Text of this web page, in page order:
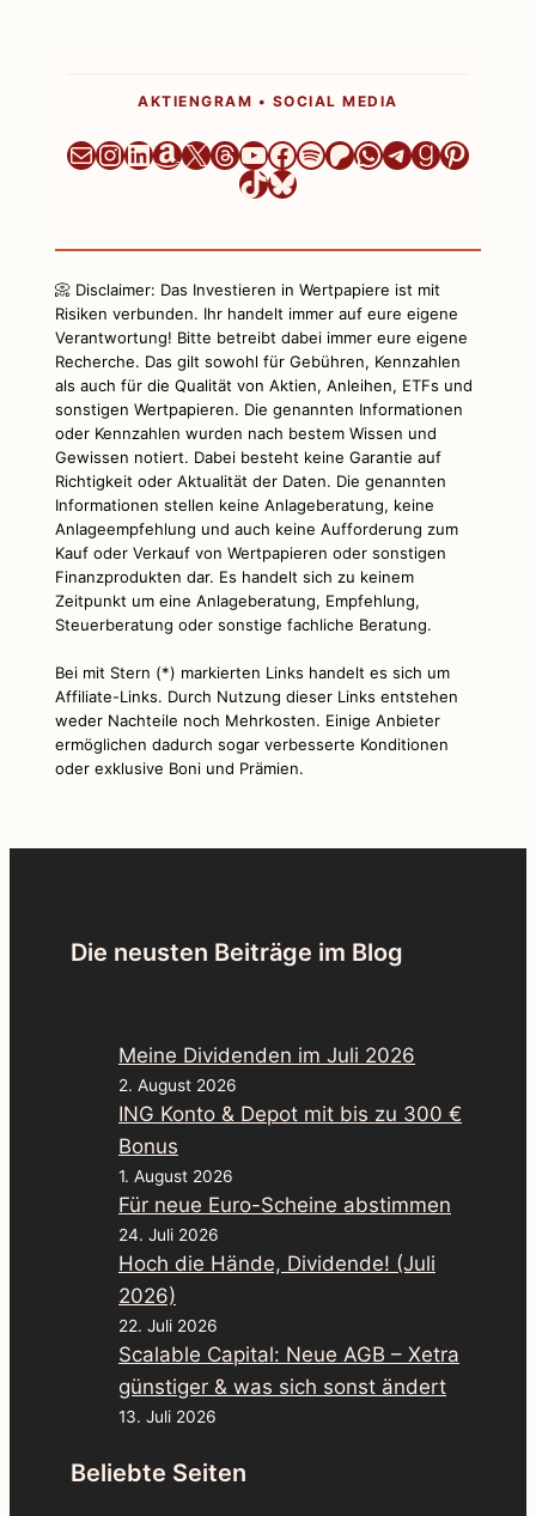
AKTIENGRAM • SOCIAL MEDIA
Newsletter
Instagram
LinkedIn
Amazon
X Threads
YouTube
Facebook
Spotify
Patreon
WhatsApp
Telegram
TikTok
Bluesky
📀 Disclaimer: Das Investieren in Wertpapiere ist mit
Risiken verbunden. Ihr handelt immer auf eure eigene
Verantwortung! Bitte betreibt dabei immer eure eigene
Recherche. Das gilt sowohl für Gebühren, Kennzahlen
als auch für die Qualität von Aktien, Anleihen, ETFs und
sonstigen Wertpapieren. Die genannten Informationen
oder Kennzahlen wurden nach bestem Wissen und
Gewissen notiert. Dabei besteht keine Garantie auf
Richtigkeit oder Aktualität der Daten. Die genannten
Informationen stellen keine Anlageberatung, keine
Anlageempfehlung und auch keine Aufforderung zum
Kauf oder Verkauf von Wertpapieren oder sonstigen
Finanzprodukten dar. Es handelt sich zu keinem
Zeitpunkt um eine Anlageberatung, Empfehlung,
Steuerberatung oder sonstige fachliche Beratung.
Bei mit Stern (*) markierten Links handelt es sich um
Affiliate-Links. Durch Nutzung dieser Links entstehen
weder Nachteile noch Mehrkosten. Einige Anbieter
ermöglichen dadurch sogar verbesserte Konditionen
oder exklusive Boni und Prämien.
Die neusten Beiträge im Blog
Meine Dividenden im Juli 2026
2. August 2026
ING Konto & Depot mit bis zu 300 €
Bonus
1. August 2026
Für neue Euro-Scheine abstimmen
24. Juli 2026
Hoch die Hände, Dividende! (Juli
2026)
22. Juli 2026
Scalable Capital: Neue AGB – Xetra
günstiger & was sich sonst ändert
13. Juli 2026
Beliebte Seiten